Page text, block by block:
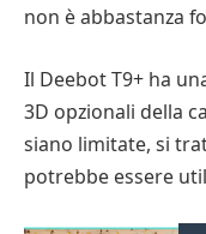
non è abbastanza
Il Deebot T9+ ha
3D opzionali della
siano limitate, si
potrebbe essere